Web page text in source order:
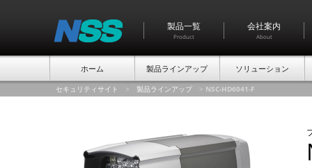
製品一覧
Product
会社案内
About
ホーム 製品ラインアップ ソリューション
セキュリティサイト > 製品ラインアップ > NSC-HD6041-F